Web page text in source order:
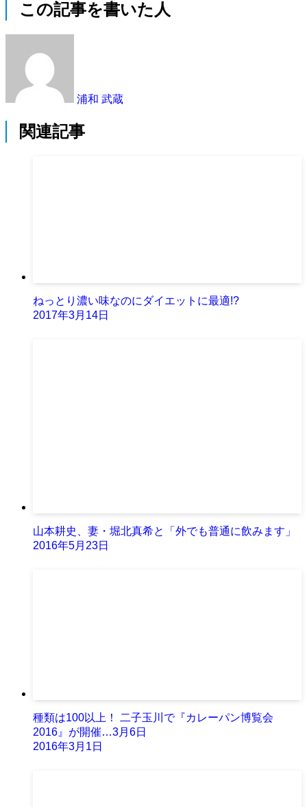
この記事を書いた人
浦和 武蔵
関連記事
ねっとり濃い味なのにダイエットに最適!?
2017年3月14日
山本耕史、妻・堀北真希と「外でも普通に飲みます」
2016年5月23日
種類は100以上！ 二子玉川で『カレーパン博覧会
2016』が開催…3月6日
2016年3月1日